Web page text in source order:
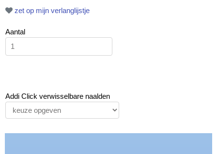
zet op mijn verlanglijstje
Aantal
Addi Click verwisselbare naalden